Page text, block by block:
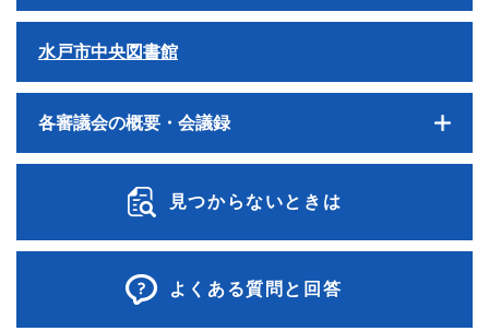
水戸市中央図書館
各審議会の概要・会議録
見つからないときは
よくある質問と回答